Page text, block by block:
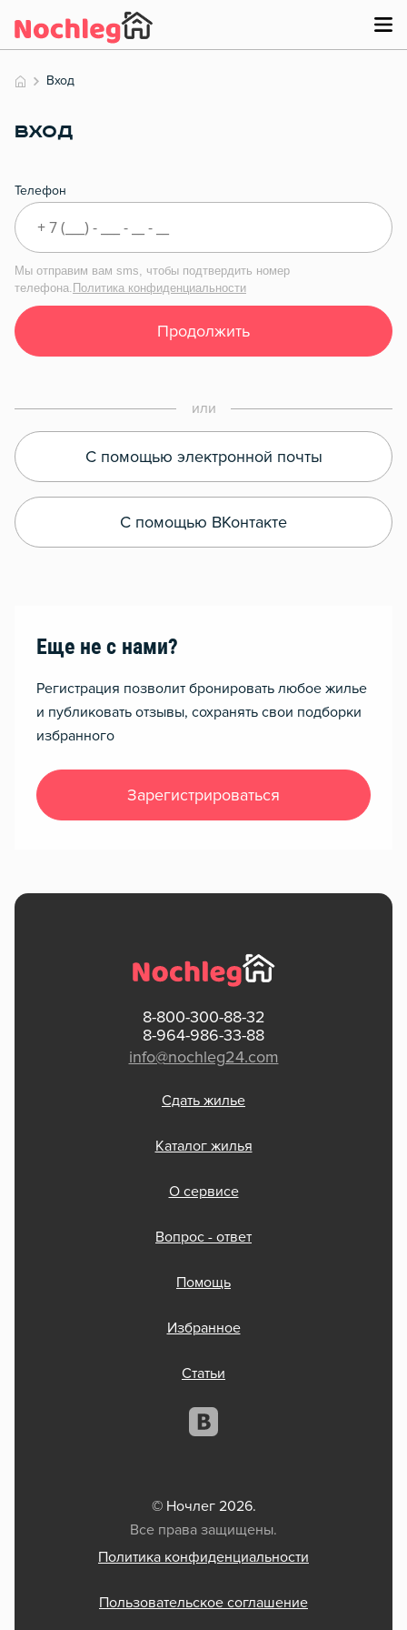
Вход
ВХОД
Телефон
Мы отправим вам sms, чтобы подтвердить номер
телефона. Политика конфиденциальности
Продолжить
или
С помощью электронной почты
С помощью ВКонтакте
Еще не с нами?
Регистрация позволит бронировать любое жилье
и публиковать отзывы, сохранять свои подборки
избранного
Зарегистрироваться
8-800-300-88-32
8-964-986-33-88
info@nochleg24.com
Сдать жилье
Каталог жилья
О сервисе
Вопрос - ответ
Помощь
Избранное
Статьи
© Ночлег 2026.
Все права защищены.
Политика конфиденциальности
Пользовательское соглашение